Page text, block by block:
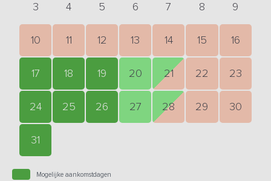
3 4 5 6 7 8 9
10 11 12 13 14 15 16
17 18 19 20 21 22 23
24 25 26 27 28 29 30
31
Mogelijke aankomstdagen